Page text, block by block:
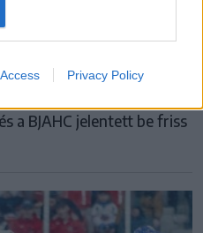
Privacy Policy
bár a piac még
a BJAHC jelentett be friss